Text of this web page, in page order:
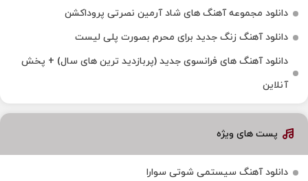
دانلود مجموعه آهنگ های شاد آرمین نصرتی پروداکشن
دانلود آهنگ زنگ جدید برای محرم بصورت پلی لیست
دانلود آهنگ های فرانسوی جدید (پربازدید ترین های سال) + پخش
آنلاین
پست های ویژه
دانلود آهنگ سیستمی شوتی سوارا